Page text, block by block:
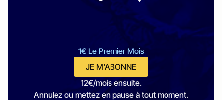
1€ Le Premier Mois
JE M'ABONNE
12€/mois ensuite.
Annulez ou mettez en pause à tout moment.